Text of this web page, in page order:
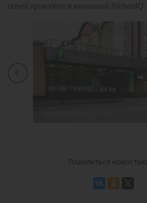
сетей проводится компанией NielsenIQ
Поделиться новостью